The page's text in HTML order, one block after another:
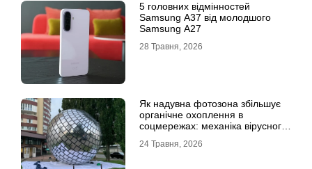
5 головних відмінностей
Samsung A37 від молодшого
Samsung A27
28 Травня, 2026
Як надувна фотозона збільшує
органічне охоплення в
соцмережах: механіка вірусного
24 Травня, 2026